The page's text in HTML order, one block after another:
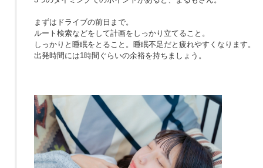
まずはドライブの前日まで。
ルート検索などをして計画をしっかり立てること。
しっかりと睡眠をとること。睡眠不足だと疲れやすくなります。
出発時間には1時間ぐらいの余裕を持ちましょう。